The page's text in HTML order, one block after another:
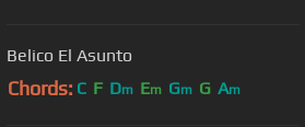
Belico El Asunto
Chords: C F Dm Em Gm G Am